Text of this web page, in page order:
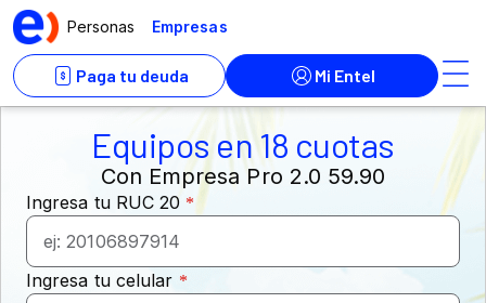
Equipos en 18 cuotas
Con Empresa Pro 2.0 59.90